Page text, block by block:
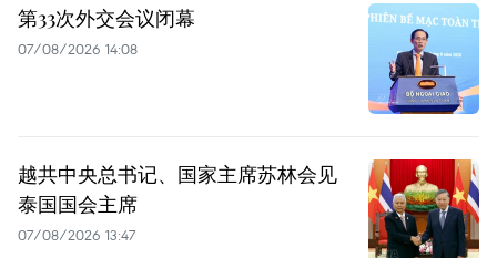
第33次外交会议闭幕
07/08/2026 14:08
越共中央总书记、国家主席苏林会见
泰国国会主席
07/08/2026 13:47